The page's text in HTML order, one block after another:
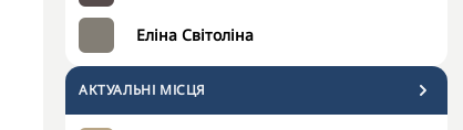
Еліна Світоліна
АКТУАЛЬНІ МІСЦЯ